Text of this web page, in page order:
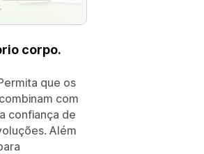
corpo.
que os
com
confiança de
Além